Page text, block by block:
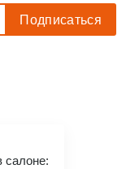
салоне: